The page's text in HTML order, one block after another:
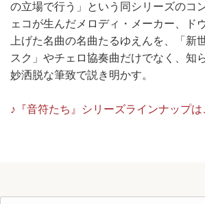
の立場で行う」という同シリーズのコ
ェコが生んだメロディ・メーカー、ド
上げた名曲の名曲たるゆえんを、「新
スク」やチェロ協奏曲だけでなく、知
妙洒脱な筆致で説き明かす。
♪『音符たち』シリーズラインナップは